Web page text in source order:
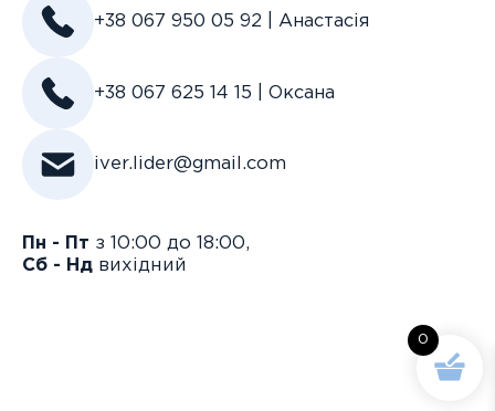
+38 067 950 05 92 | Анастасія
+38 067 625 14 15 | Оксана
iver.lider@gmail.com
Пн - Пт з 10:00 до 18:00,
Сб - Нд вихідний
0